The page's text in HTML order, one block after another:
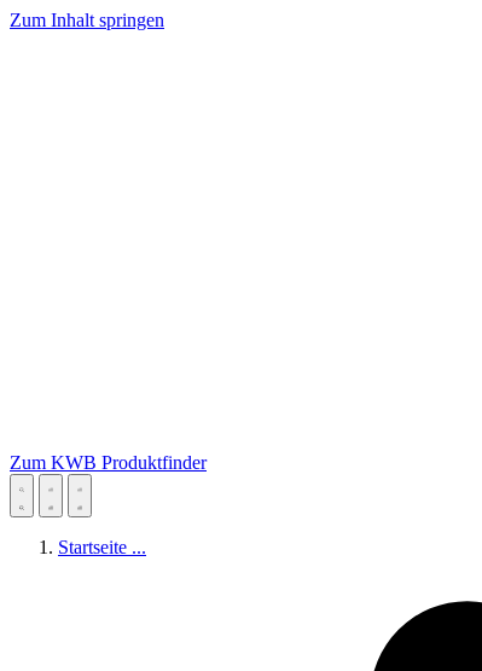
Zum Inhalt springen
Zum KWB Produktfinder
Startseite ...